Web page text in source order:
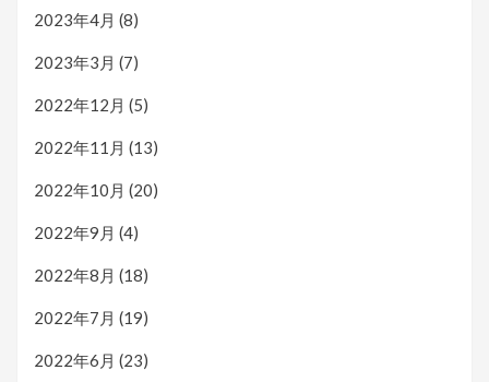
2023年4月 (8)
2023年3月 (7)
2022年12月 (5)
2022年11月 (13)
2022年10月 (20)
2022年9月 (4)
2022年8月 (18)
2022年7月 (19)
2022年6月 (23)